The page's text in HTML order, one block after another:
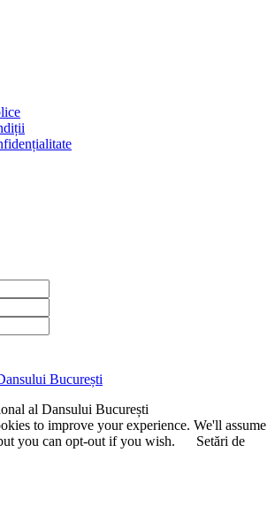
București
al Dansului București
to improve your experience. We'll assume
you can opt-out if you wish.
Setări de